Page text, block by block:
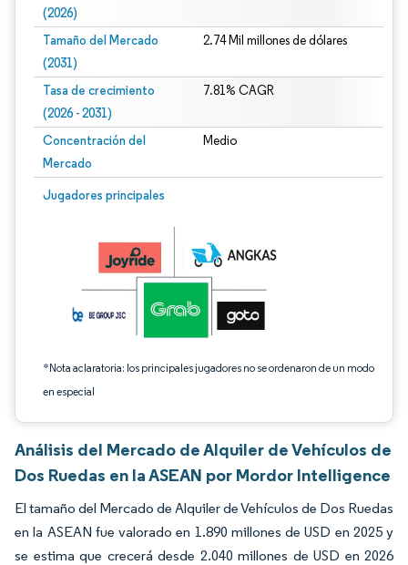
(2026)
Tamaño del Mercado
(2031)
2.74 Mil millones de dólares
Tasa de crecimiento
(2026 - 2031)
7.81% CAGR
Concentración del
Mercado
Medio
Jugadores principales
*Nota aclaratoria: los principales jugadores no se ordenaron de un modo
en especial
Imagen © Mordor Intelligence. El uso requiere atribución según CC BY 4.0.
Análisis del Mercado de Alquiler de Vehículos de
Dos Ruedas en la ASEAN por Mordor Intelligence
El tamaño del Mercado de Alquiler de Vehículos de Dos Ruedas
en la ASEAN fue valorado en 1.890 millones de USD en 2025 y
se estima que crecerá desde 2.040 millones de USD en 2026